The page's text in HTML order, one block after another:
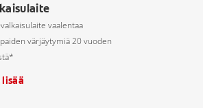
valkaisulaite vaalentaa
värjäytymiä 20 vuoden
lisää